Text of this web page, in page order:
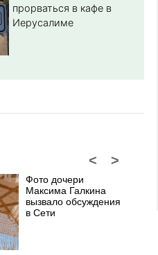
прорваться в кафе в
Иерусалиме
>
<
Фото дочери
Максима Галкина
вызвало обсуждения
в Сети